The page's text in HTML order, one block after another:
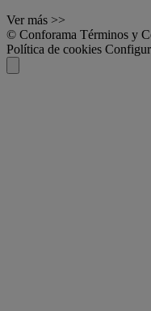
Ver más >>
© Conforama Términos y
Política de cookies